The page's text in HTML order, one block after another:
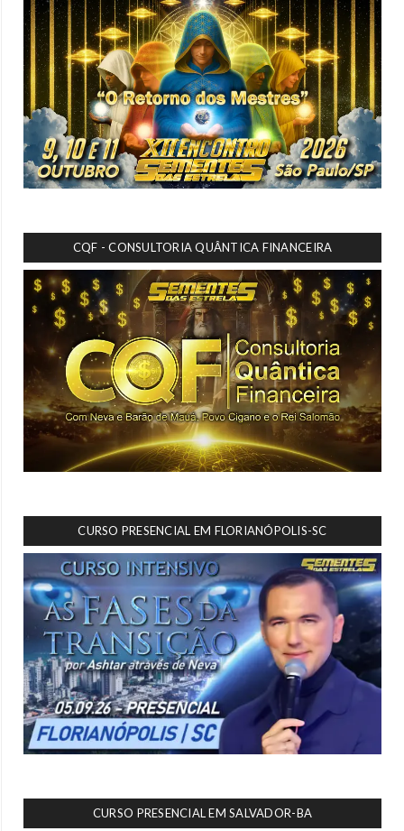
CQF - CONSULTORIA QUÂNTICA FINANCEIRA
CURSO PRESENCIAL EM FLORIANÓPOLIS-SC
CURSO PRESENCIAL EM SALVADOR-BA